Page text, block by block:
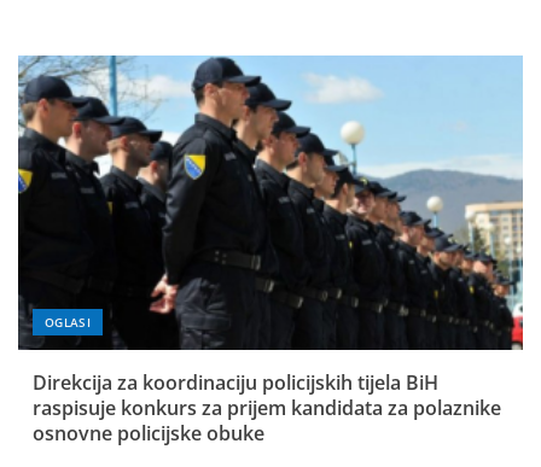
OGLASI
Direkcija za koordinaciju policijskih tijela BiH
raspisuje konkurs za prijem kandidata za polaznike
osnovne policijske obuke